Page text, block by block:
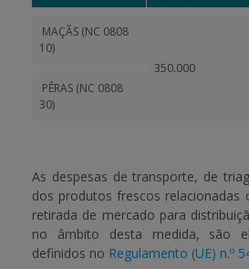
MAÇÃS (NC 0808
10)
350.000
PÊRAS (NC 0808
30)
As despesas de transporte, de
dos produtos frescos relacionadas
retirada de mercado para
no âmbito desta medida, são
definidos no Regulamento (UE) n.º